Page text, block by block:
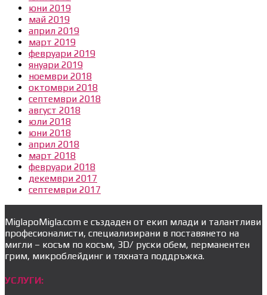
юни 2019
май 2019
април 2019
март 2019
февруари 2019
януари 2019
ноември 2018
октомври 2018
септември 2018
август 2018
юли 2018
юни 2018
април 2018
март 2018
февруари 2018
декември 2017
септември 2017
MiglapoMigla.com е създаден от екип млади и талантливи
професионалисти, специализирани в поставянето на
мигли – косъм по косъм, 3D/ руски обем, перманентен
грим, микроблейдинг и тяхната поддръжка.
УСЛУГИ: